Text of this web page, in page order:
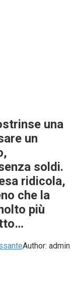
una
un
soldi.
ridicola,
che la
più
Author: admin